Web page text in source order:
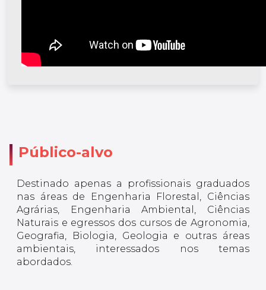
Público-alvo
Destinado apenas a profissionais graduados
nas áreas de Engenharia Florestal, Ciências
Agrárias, Engenharia Ambiental, Ciências
Naturais e egressos dos cursos de Agronomia,
Geografia, Biologia, Geologia e outras áreas
ambientais, interessados nos temas
abordados.